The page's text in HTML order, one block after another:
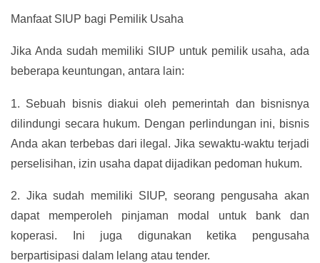
Manfaat SIUP bagi Pemilik Usaha
Jika Anda sudah memiliki SIUP untuk pemilik usaha, ada
beberapa keuntungan, antara lain:
1. Sebuah bisnis diakui oleh pemerintah dan bisnisnya
dilindungi secara hukum. Dengan perlindungan ini, bisnis
Anda akan terbebas dari ilegal. Jika sewaktu-waktu terjadi
perselisihan, izin usaha dapat dijadikan pedoman hukum.
2. Jika sudah memiliki SIUP, seorang pengusaha akan
dapat memperoleh pinjaman modal untuk bank dan
koperasi. Ini juga digunakan ketika pengusaha
berpartisipasi dalam lelang atau tender.